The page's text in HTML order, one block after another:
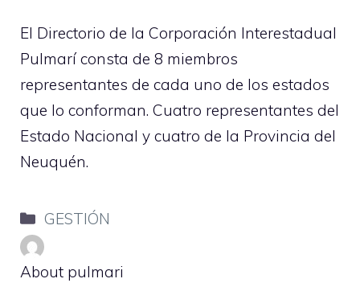
El Directorio de la Corporación Interestadual
Pulmarí consta de 8 miembros
representantes de cada uno de los estados
que lo conforman. Cuatro representantes del
Estado Nacional y cuatro de la Provincia del
Neuquén.
Categorías
GESTIÓN
About pulmari